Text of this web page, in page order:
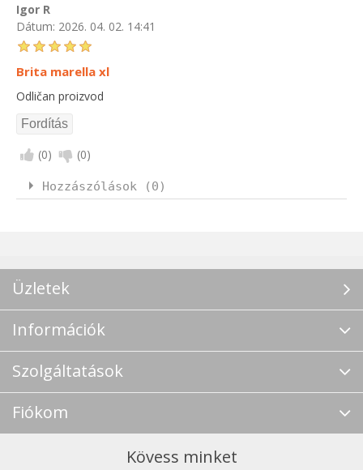
Igor R
Dátum: 2026. 04. 02. 14:41
Brita marella xl
Odličan proizvod
(0) (0)
Hozzászólások (0)
Üzletek
Információk
Szolgáltatások
Fiókom
Kövess minket